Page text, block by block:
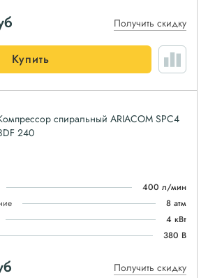
Получить скидку
Купить
спиральный ARIACOM SPC4
240
400 л/мин
8 атм
4 кВт
380 В
Получить скидку